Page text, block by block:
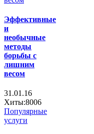
Эффективные
и
необычные
методы
борьбы с
лишним
весом
31.01.16
Хиты:8006
Популярные
услуги